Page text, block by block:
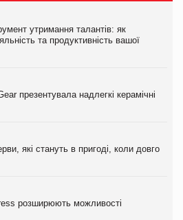
утримання талантів: як
та продуктивність вашої
презентувала надлегкі керамічні
які стануть в пригоді, коли довго
розширюють можливості